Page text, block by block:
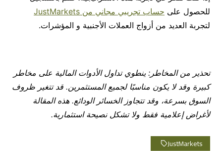
للحصول على حساب تجريبي مجاني من JustMarkets
لتجربة العديد من أزواج العملات الأجنبية و المؤشرات.
تحذير من المخاطر: ينطوي تداول الأدوات المالية على مخاطر
كبيرة وقد لا يكون مناسبًا لجميع المستثمرين. قد تتغير ظروف
السوق بسرعة، وقد تتجاوز الخسائر الودائع. هذه المقالة
لأغراض إعلامية فقط ولا تشكل نصيحة استثمارية.
JustMarkets